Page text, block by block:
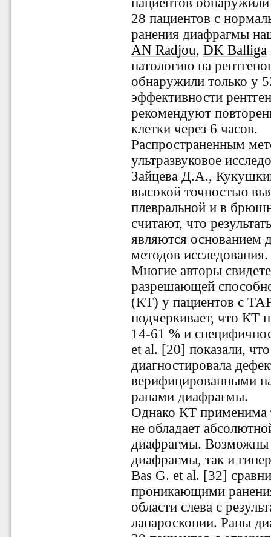
28 пациентов с
ранения диафрагмы
AN Radjou,DK Balliga
патологию на
обнаружили только у
эффективности
рекомендуют
клетки через 6 часов.
Распространенным
ультразвуковое
Зайцева Д.А.,
высокой точностью
плевральной и в
считают, что
являются основанием
методов исследования.
Многие авторы
разрешающей
(КТ) у пациентов с
подчеркивает, что КТ
14-61 % и
et al. [20] показали,
диагностировала
верифицированными
ранами диафрагмы.
Однако КТ применима
не обладает
диафрагмы. Возможны
диафрагмы, так и
Bas G. et al. [32]
проникающими
области слева с
лапароскопии. Раны